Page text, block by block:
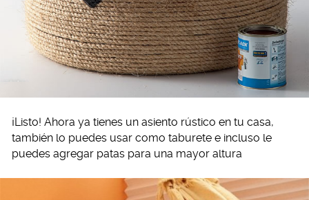
¡Listo! Ahora ya tienes un asiento rústico en tu casa,
también lo puedes usar como taburete e incluso le
puedes agregar patas para una mayor altura